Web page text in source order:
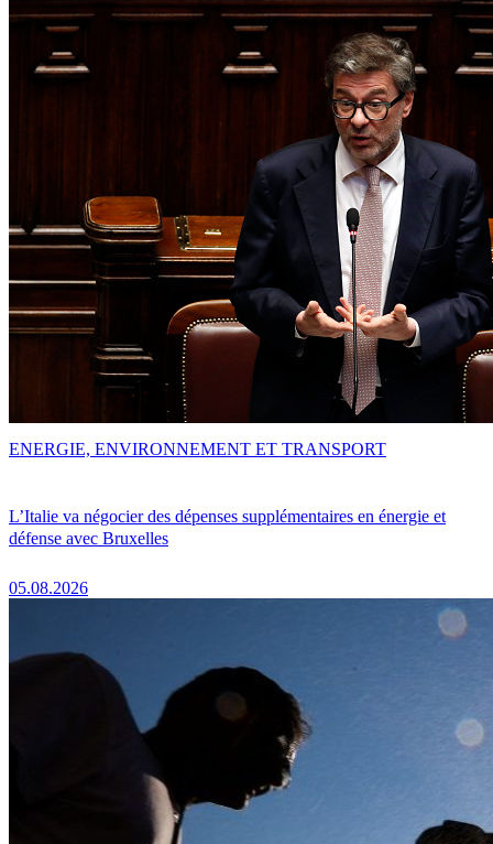
L’Italie va négocier des dépenses supplémentaires en énergie et
défense avec Bruxelles
05.08.2026
ENERGIE, ENVIRONNEMENT ET TRANSPORT